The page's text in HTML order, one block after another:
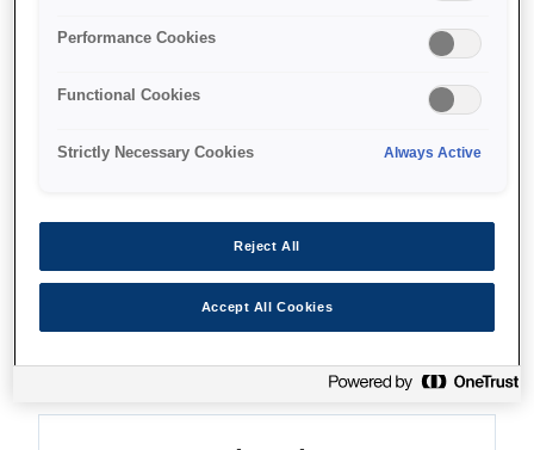
מאפיינים
Performance Cookies
Functional Cookies
Strictly Necessary Cookies Always Active
Reject All
Accept All Cookies